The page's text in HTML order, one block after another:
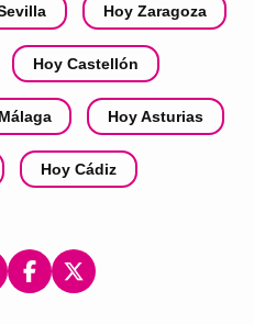
Hoy Zaragoza
Hoy Castellón
Hoy Asturias
Hoy Cádiz